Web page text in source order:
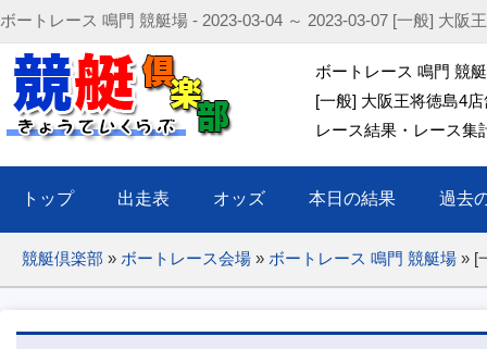
ボートレース 鳴門 競艇場 - 2023-03-04 ～ 2023-03-07 [一般] 大阪
ボートレース 鳴門 競
[一般] 大阪王将徳島4
レース結果・レース集
トップ 出走表 オッズ 本日の結果 過去
競艇倶楽部 » ボートレース会場 » ボートレース 鳴門 競艇場 » [